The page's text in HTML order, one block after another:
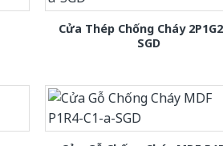
Cửa Thép Chống Cháy
SGD